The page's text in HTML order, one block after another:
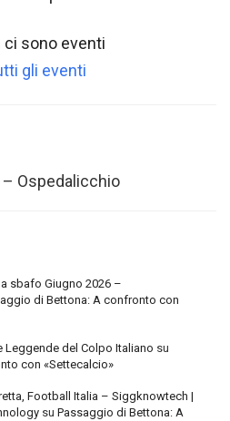
ci sono eventi
gli eventi
– Ospedalicchio
sbafo Giugno 2026 –
di Bettona: A confronto con
Leggende del Colpo Italiano su
con «Settecalcio»
Football Italia – Siggknowtech |
su Passaggio di Bettona: A